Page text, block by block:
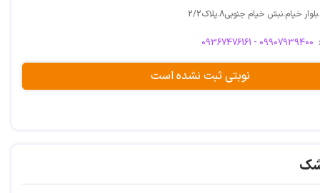
خیام.نبش خیام جنوبی8.پلاک2/2
09367476161 - 09907939400
نوبتی ثبت نشده است